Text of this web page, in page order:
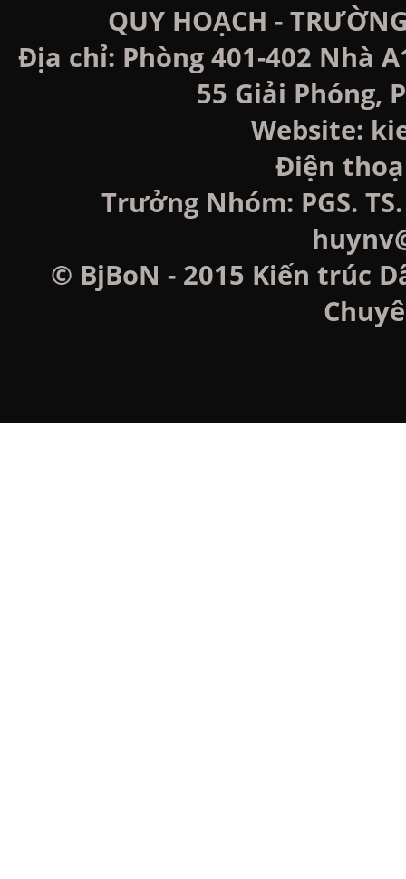
QUY HOẠCH -
Địa chỉ: Phòng 401-402 Nhà
55 Giải Phóng,
Website:
Điện
Trưởng Nhóm: PGS.
© BjBoN - 2015 Kiến trúc